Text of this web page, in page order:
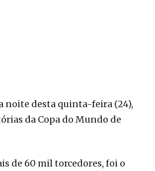
noite desta quinta-feira (24),
da Copa do Mundo de
de 60 mil torcedores, foi o